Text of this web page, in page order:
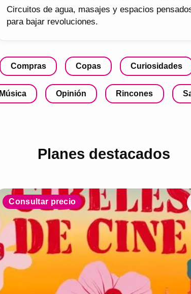
Circuitos de agua, masajes y espacios
para bajar revoluciones.
Compras Copas Curiosidades
Música Opinión Rincones
Planes destacados
Consultar precio